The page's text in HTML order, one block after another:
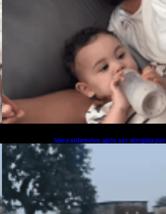
Vaca sobrevive após ser atingida por
trem em alta velocidade